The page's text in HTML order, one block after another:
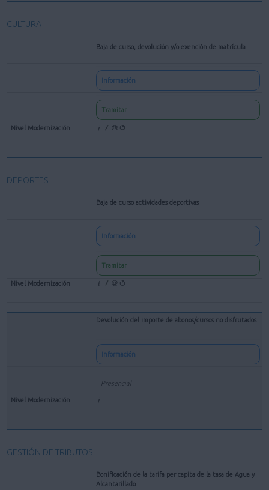
CULTURA
Baja de curso, devolución y/o exención de matrícula
Información
Tramitar
DEPORTES
Baja de curso actividades deportivas
Información
Tramitar
Devolución del importe de abonos/cursos no disfrutados
Información
Presencial
GESTIÓN DE TRIBUTOS
Bonificación de la tarifa per capita de la tasa de Agua y
Alcantarillado